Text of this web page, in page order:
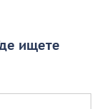
ищете